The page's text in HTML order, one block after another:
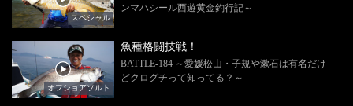
スペシャル
ンマハシール西遊黄金釣行記～
オフショアソルト
魚種格闘技戦！
BATTLE-184 ～愛媛松山・子規や漱石は有名だけ
どクログチって知ってる？～